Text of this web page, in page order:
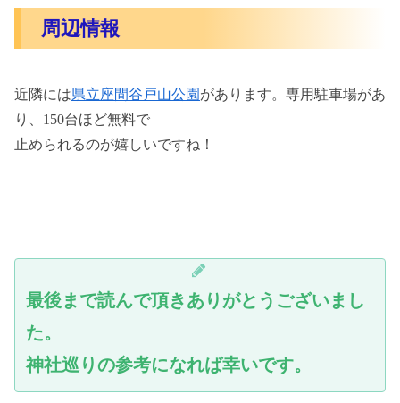
周辺情報
近隣には県立座間谷戸山公園 があります。専用駐車場があ
り、150台ほど無料で
止められるのが嬉しいですね！
最後まで読んで頂きありがとうございまし
た。
神社巡りの参考になれば幸いです。